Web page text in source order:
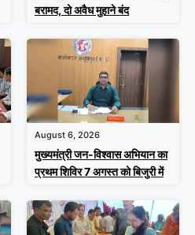
बरामद, दो अवैध मुहाने बंद
August 6, 2026
मुख्यमंत्री जन-विश्वास अभियान का
प्रथम शिविर 7 अगस्त को बिजुरी में